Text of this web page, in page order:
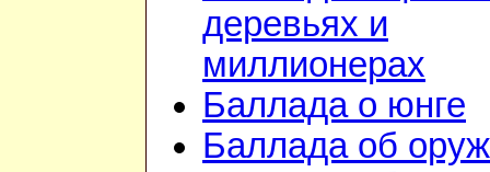
деревьях и
миллионерах
Баллада о юнге
Баллада об